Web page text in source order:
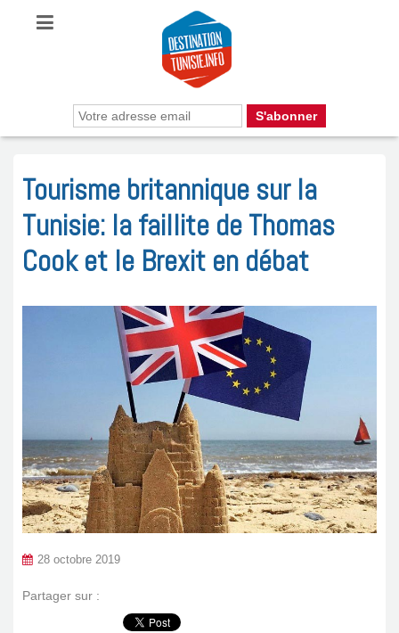
Tourisme britannique sur la
Tunisie: la faillite de Thomas
Cook et le Brexit en débat
28 octobre 2019
Partager sur :